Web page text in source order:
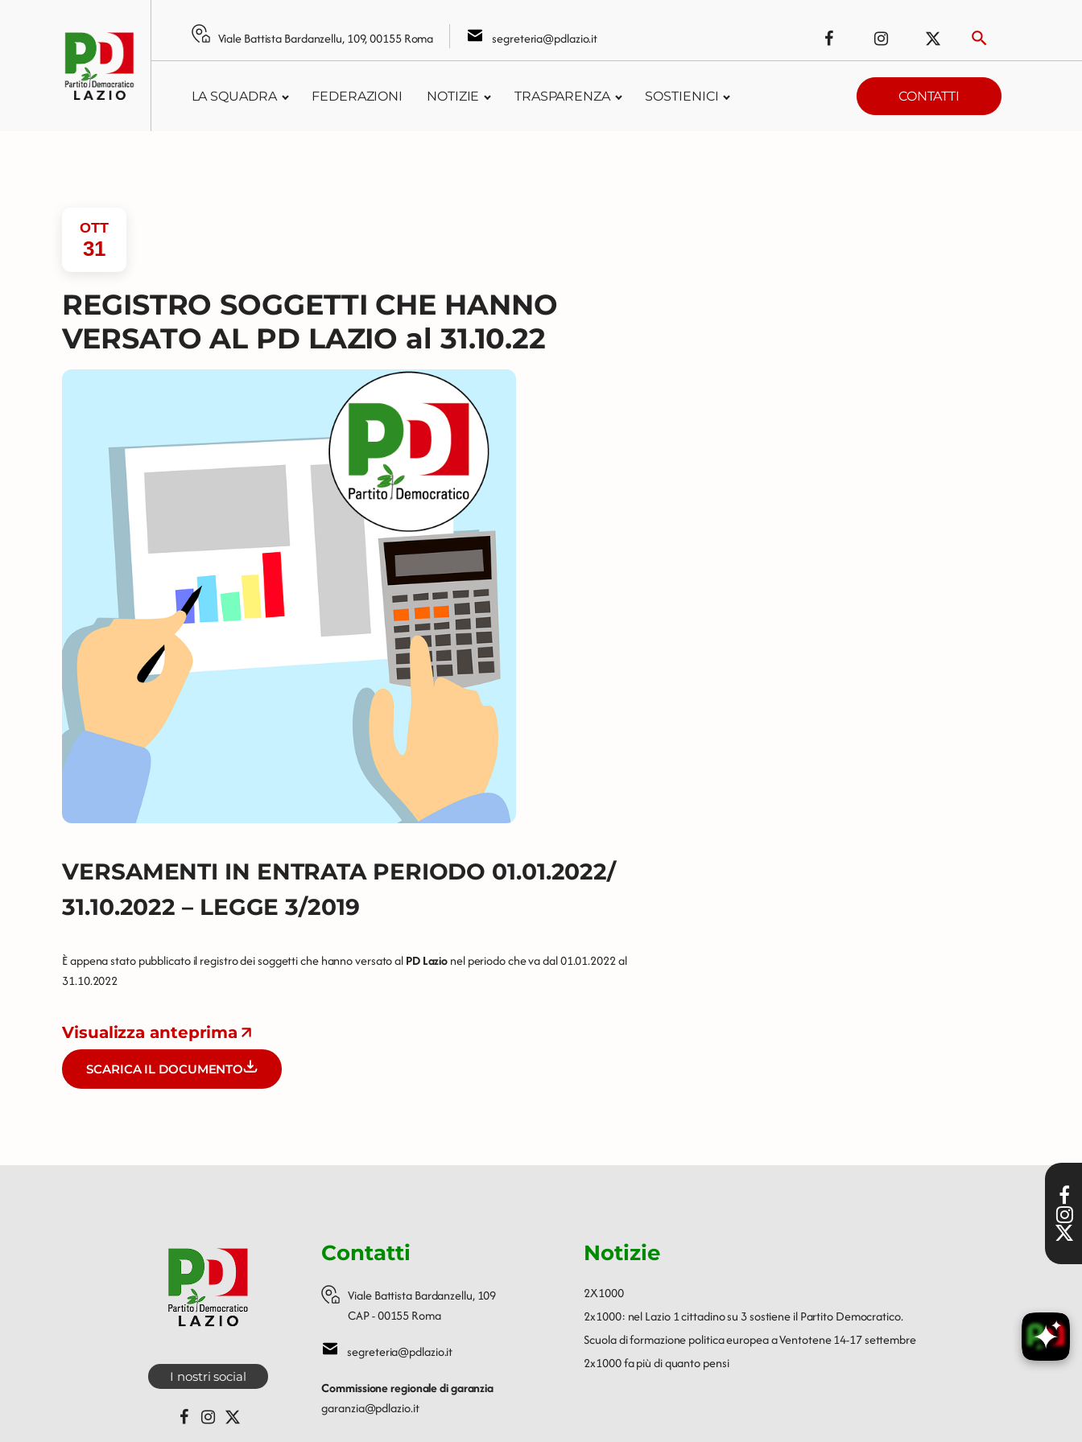
Viale Battista Bardanzellu, 109, 00155 Roma segreteria@pdlazio.it
LA SQUADRA FEDERAZIONI NOTIZIE TRASPARENZA SOSTIENICI CONTATTI
OTT
31
REGISTRO SOGGETTI CHE HANNO
VERSATO AL PD LAZIO al 31.10.22
VERSAMENTI IN ENTRATA PERIODO 01.01.2022/
31.10.2022 – LEGGE 3/2019
È appena stato pubblicato il registro dei soggetti che hanno versato alPD Lazionel periodo che va dal 01.01.2022 al
31.10.2022
Visualizza anteprima
SCARICA IL DOCUMENTO
I nostri social
Contatti
Viale Battista Bardanzellu, 109
CAP - 00155 Roma
segreteria@pdlazio.it
Commissione regionale di garanzia
garanzia@pdlazio.it
Notizie
2X1000
2x1000: nel Lazio 1 cittadino su 3 sostiene il Partito Democratico.
Scuola di formazione politica europea a Ventotene 14-17 settembre
2x1000 fa più di quanto pensi